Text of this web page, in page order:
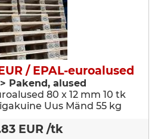
/ EPAL-euroalused
Pakend, alused
80 x 12 mm 10 tk
Uus Mänd 55 kg
EUR /tk